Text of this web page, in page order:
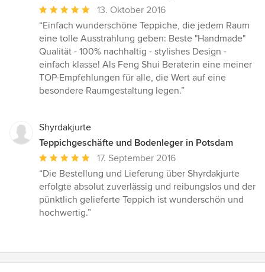
Durchschnittliche
Bewertung:
5
von
5
Sternen
13. Oktober 2016
“Einfach wunderschöne Teppiche, die jedem Raum
eine tolle Ausstrahlung geben: Beste "Handmade"
Qualität - 100% nachhaltig - stylishes Design -
einfach klasse! Als Feng Shui Beraterin eine meiner
TOP-Empfehlungen für alle, die Wert auf eine
besondere Raumgestaltung legen.”
Shyrdakjurte
Teppichgeschäfte und Bodenleger in Potsdam
Durchschnittliche
Bewertung:
5
von
5
17. September 2016
“Die Bestellung und Lieferung über Shyrdakjurte
erfolgte absolut zuverlässig und reibungslos und der
pünktlich gelieferte Teppich ist wunderschön und
hochwertig.”